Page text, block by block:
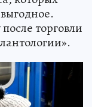
торговли